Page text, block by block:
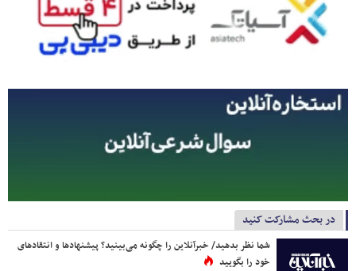
در بحث مشارکت کنید
شما نظر بدهید/ خبرآنلاین را چگونه می‌بینید؟ پیشنهادها و انتقادهای
خود را بگویید